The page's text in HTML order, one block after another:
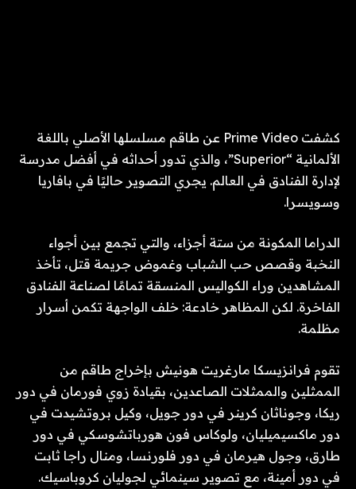
كشفت Prime Video عن طاقم مسلسلها الأصلي باللغة
الألمانية “Superior”، والذي تدور أحداثه في أفضل مدرسة
لإدارة الفنادق في العالم. يجري التصوير حاليًا في بافاريا
وسويسرا.
الدراما المكونة من ستة أجزاء، والتي تجمع بين أجواء
النخبة وقصص حب الشباب وغموض جريمة قتل، تأخذ
المشاهدين وراء الكواليس المنسقة تمامًا لصناعة الفنادق
الفاخرة. لكن المظاهر خادعة: خلف الواجهة تكمن أسرار
مظلمة.
تقوم فرانزيسكا مارغريت هونيش بإخراج طاقم من
الممثلين والممثلات الصاعدين، بقيادة زوي فورمان في دور
ريكا، وجوناثان كرينر في دور جويل، وكيل بروتشيدت في
دور ماكسيميليان، ولوكاس فون هورباتشوسكي في دور
طارق، وجول هيرمان في دور فلورنسا، ومنال راجا ثابت
في دور أمينة، مع تصوير سينمائي لجوليان كروباسيك.